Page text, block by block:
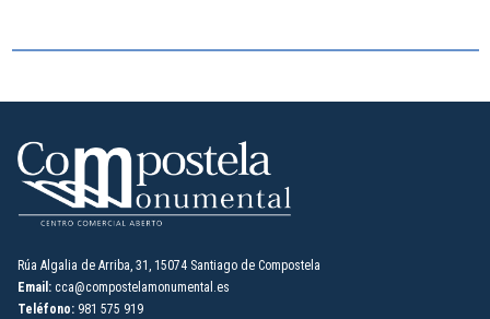
Rúa Algalia de Arriba, 31, 15074 Santiago de Compostela
Email: cca@compostelamonumental.es
Teléfono: 981 575 919